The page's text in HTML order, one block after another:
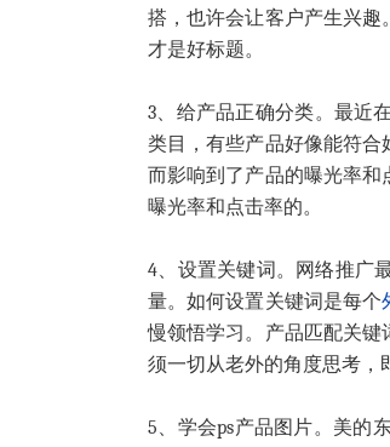
搭，也许会让客户产生兴
才是好标题。
3、给产品正确分类。最近
类目，有些产品好像能符
而影响到了产品的曝光率
曝光率和点击率的。
4、设置关键词。网络推广
量。如何设置关键词是每个
慢领悟学习。产品匹配关
须一切从老外的角度思考，
5、学会ps产品图片。美的